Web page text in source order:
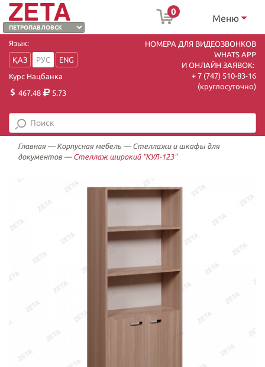
0
Меню
Язык:
ҚАЗ
РУС
ENG
Курс Нацбанка
467.48
5.73
НОМЕРА ДЛЯ ВИДЕОЗВОНКОВ
WHATS APP
И ОНЛАЙН ЗАЯВОК:
+ 7 (747) 510-83-16
(круглосуточно)
Главная— Корпусная мебель — Стеллажи и шкафы для
документов — Стеллаж широкий "КУЛ-123"